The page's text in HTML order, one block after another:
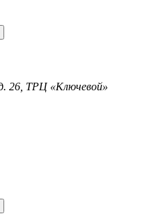
26, ТРЦ «Ключевой»